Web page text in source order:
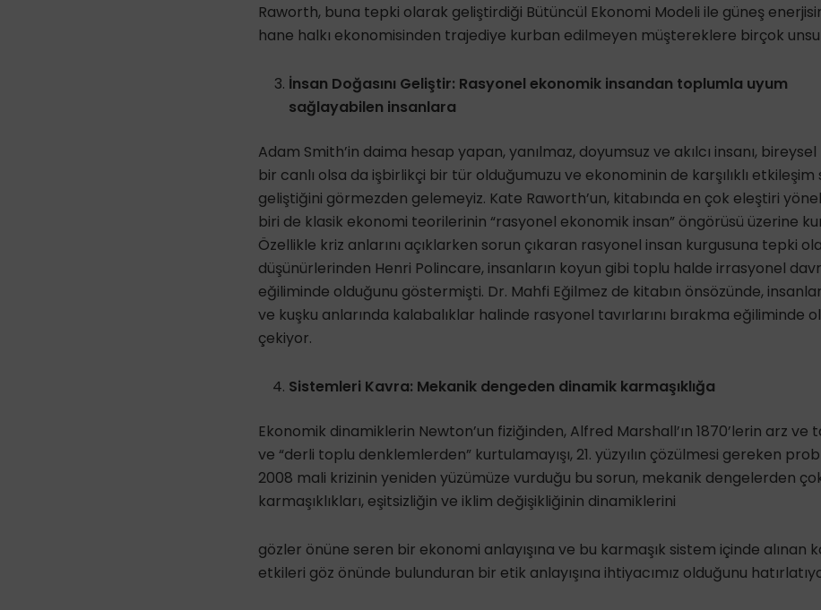
Raworth, buna tepki olarak geliştirdiği Bütüncül Ekonomi Modeli ile güneş
hane halkı ekonomisinden trajediye kurban edilmeyen müştereklere birçok
İnsan Doğasını Geliştir: Rasyonel ekonomik insandan toplumla uyum
sağlayabilen insanlara
Adam Smith’in daima hesap yapan, yanılmaz, doyumsuz ve akılcı insanı,
bir canlı olsa da işbirlikçi bir tür olduğumuzu ve ekonominin de karşılıklı
geliştiğini görmezden gelemeyiz. Kate Raworth’un, kitabında en çok eleştiri
biri de klasik ekonomi teorilerinin “rasyonel ekonomik insan” öngörüsü üzerine
Özellikle kriz anlarını açıklarken sorun çıkaran rasyonel insan kurgusuna tepki
düşünürlerinden Henri Polincare, insanların koyun gibi toplu halde irrasyonel
eğiliminde olduğunu göstermişti. Dr. Mahfi Eğilmez de kitabın önsözünde,
ve kuşku anlarında kalabalıklar halinde rasyonel tavırlarını bırakma eğiliminde
çekiyor.
Sistemleri Kavra: Mekanik dengeden dinamik karmaşıklığa
Ekonomik dinamiklerin Newton’un fiziğinden, Alfred Marshall’ın 1870’lerin arz
ve “derli toplu denklemlerden” kurtulamayışı, 21. yüzyılın çözülmesi gereken
2008 mali krizinin yeniden yüzümüze vurduğu bu sorun, mekanik dengelerden
karmaşıklıkları, eşitsizliğin ve iklim değişikliğinin dinamiklerini
gözler önüne seren bir ekonomi anlayışına ve bu karmaşık sistem içinde alınan
etkileri göz önünde bulunduran bir etik anlayışına ihtiyacımız olduğunu